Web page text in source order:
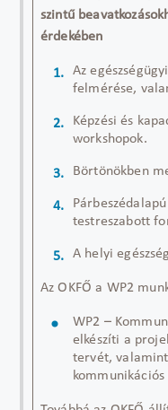
szintű
érdekében
Az
felmérése,
Képzési és
workshopok.
Börtönökben
testreszabott
A helyi
Az OKFŐa WP2
WP2 –
elkészíti a
tervét,